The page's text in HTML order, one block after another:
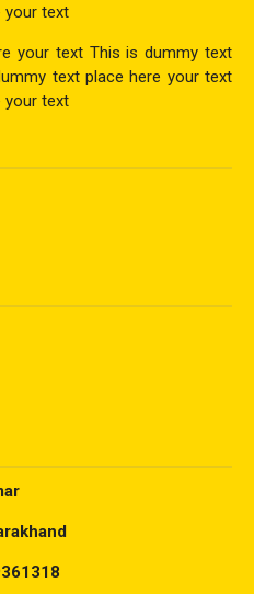
your text
your text This is dummy text
text place here your text
your text